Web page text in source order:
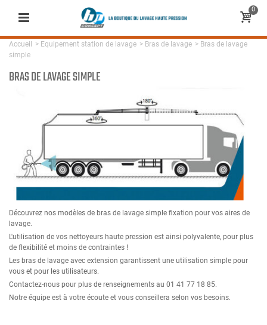
0
Accueil > Equipement station de lavage > Bras de lavage > Bras de lavage
simple
BRAS DE LAVAGE SIMPLE
Découvrez nos modèles de bras de lavage simple fixation pour vos aires de
lavage.
L'utilisation de vos nettoyeurs haute pression est ainsi polyvalente, pour plus
de flexibilité et moins de contraintes !
Les bras de lavage avec extension garantissent une utilisation simple pour
vous et pour les utilisateurs.
Contactez-nous pour plus de renseignements au 01 41 77 18 85.
Notre équipe est à votre écoute et vous conseillera selon vos besoins.